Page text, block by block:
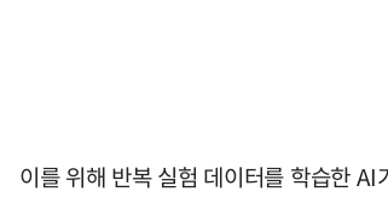
이를 위해 반복 실험 데이터를 학습한